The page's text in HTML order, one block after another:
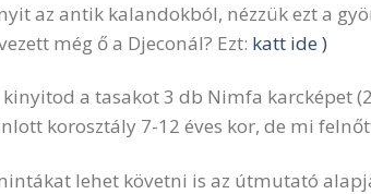
az antik kalandokból, nézzük ezt a
még ő a Djeconál? Ezt: katt ide )
kinyitod a tasakot 3 db Nimfa karcképet
korosztály 7-12 éves kor, de mi
lehet követni is az útmutató